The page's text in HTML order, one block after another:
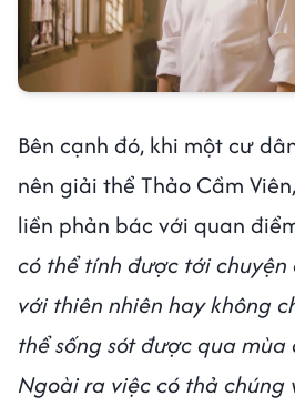
Bên cạnh đó, khi một cư
nên giải thể Thảo Cầm
liền phản bác với quan
có thể tính được tới chuyện
với thiên nhiên hay không
thể sống sót được qua mùa
Ngoài ra việc có thả chúng